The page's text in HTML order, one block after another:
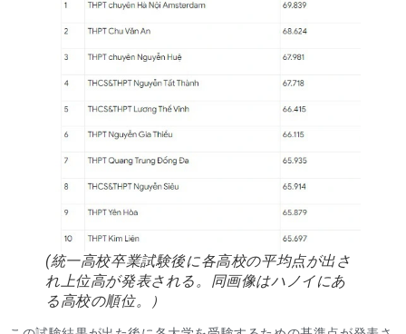
(統一高校卒業試験後に各高校の平均点が出さ
れ上位高が発表される。同画像はハノイにあ
る高校の順位。）